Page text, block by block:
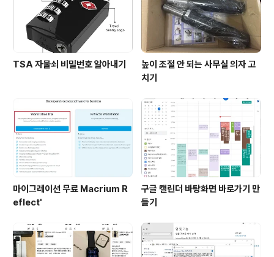
TSA 자물쇠 비밀번호 알아내기
높이 조절 안 되는 사무실 의자 고
치기
마이그레이션 무료 Macrium R
eflect'
구글 캘린더 바탕화면 바로가기 만
들기